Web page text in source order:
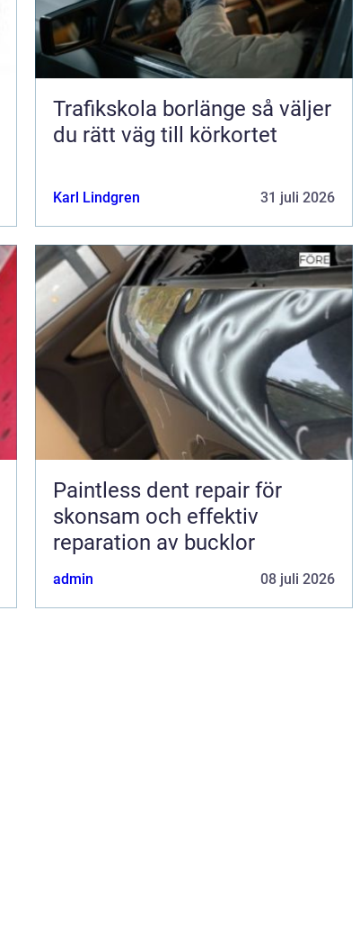
Trafikskola borlänge så väljer
du rätt väg till körkortet
Karl Lindgren 31 juli 2026
Paintless dent repair för
skonsam och effektiv
reparation av bucklor
admin 08 juli 2026